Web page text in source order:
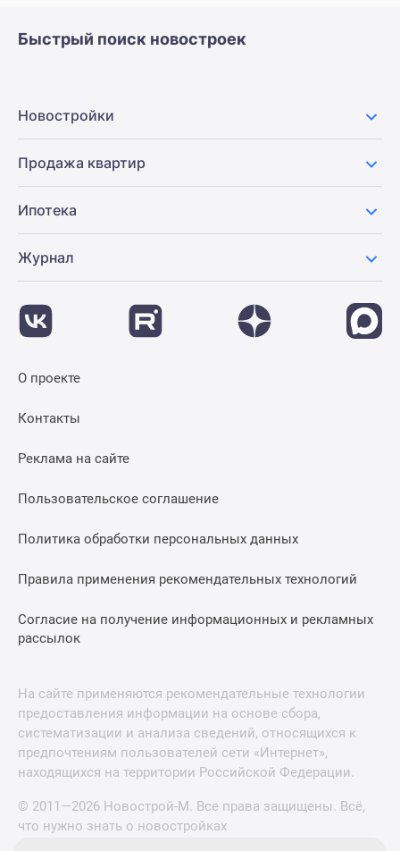
Быстрый поиск новостроек
Новостройки
Продажа квартир
Ипотека
Журнал
О проекте
Контакты
Реклама на сайте
Пользовательское соглашение
Политика обработки персональных данных
Правила применения рекомендательных технологий
Согласие на получение информационных и рекламных
рассылок
На сайте применяются рекомендательные технологии
предоставления информации на основе сбора,
систематизации и анализа сведений, относящихся к
предпочтениям пользователей сети «Интернет»,
находящихся на территории Российской Федерации.
© 2011—2026 Новострой-М. Все права защищены. Всё,
что нужно знать о новостройках